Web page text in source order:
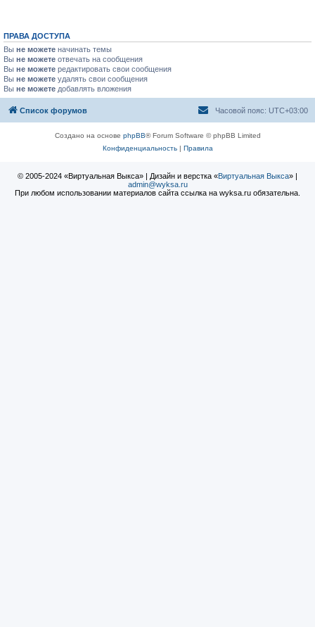
ПРАВА ДОСТУПА
Вы не можете начинать темы
Вы не можете отвечать на сообщения
Вы не можете редактировать свои сообщения
Вы не можете удалять свои сообщения
Вы не можете добавлять вложения
Список форумов Часовой пояс: UTC+03:00
Создано на основе phpBB® Forum Software © phpBB Limited
Конфиденциальность| Правила
© 2005-2024 «Виртуальная Выкса» | Дизайн и верстка «Виртуальная Выкса» |
admin@wyksa.ru
При любом использовании материалов сайта ссылка на wyksa.ru обязательна.